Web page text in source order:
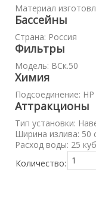
Материал
Бассейны
Страна: Россия
Фильтры
Модель: ВСк.50
Химия
Подсоединение: НР
Аттракционы
Тип установки:
Ширина излива: 50
Расход воды: 25
Количество: